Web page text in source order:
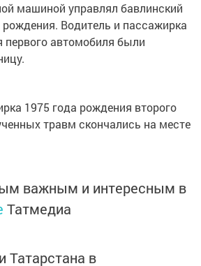
машиной управлял бавлинский
рождения. Водитель и пассажирка
первого автомобиля были
1975 года рождения второго
травм скончались на месте
важным и интересным в
Татмедиа
Татарстана в